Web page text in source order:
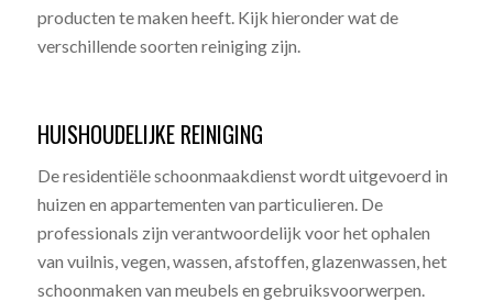
producten te maken heeft. Kijk hieronder wat de
verschillende soorten reiniging zijn.
HUISHOUDELIJKE REINIGING
De residentiële schoonmaakdienst wordt uitgevoerd in
huizen en appartementen van particulieren. De
professionals zijn verantwoordelijk voor het ophalen
van vuilnis, vegen, wassen, afstoffen, glazenwassen, het
schoonmaken van meubels en gebruiksvoorwerpen.